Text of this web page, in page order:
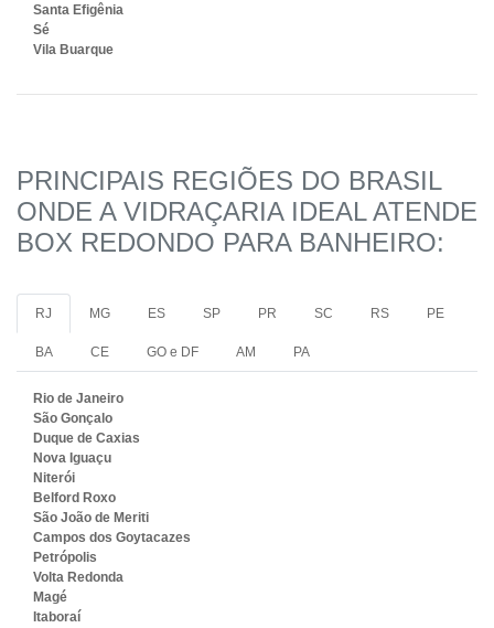
Santa Efigênia
Sé
Vila Buarque
PRINCIPAIS REGIÕES DO BRASIL
ONDE A VIDRAÇARIA IDEAL ATENDE
BOX REDONDO PARA BANHEIRO:
RJ MG ES SP PR SC RS PE
BA CE GO e DF AM PA
Rio de Janeiro
São Gonçalo
Duque de Caxias
Nova Iguaçu
Niterói
Belford Roxo
São João de Meriti
Campos dos Goytacazes
Petrópolis
Volta Redonda
Magé
Itaboraí